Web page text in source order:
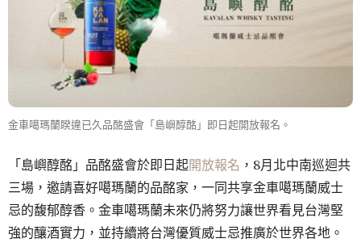
金車噶瑪蘭睽違已久品酩盛會「島嶼醇酩」即日起開放報名。
「島嶼醇酩」品酩盛會於即日起開放報名 ，8月北中南巡迴共
三場，邀請喜好噶瑪蘭的品酩家，一同共享金車噶瑪蘭威士
忌的馥郁醇香。金車噶瑪蘭未來仍將努力讓世界看見台灣堅
強的釀酒實力，並持續將台灣優質威士忌推廣於世界各地。